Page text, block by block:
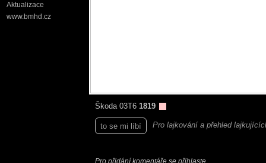
Škoda 03T6 1819
to se mi líbí Pro lajkování a přehled
Pro přidání komentáře se přihlaste
Aktualizace
www.bmhd.cz